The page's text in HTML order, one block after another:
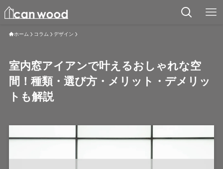
ホーム コラム デザイン
室内窓アイアンで叶えるおしゃれな空
間！種類・選び方・メリット・デメリッ
トも解説